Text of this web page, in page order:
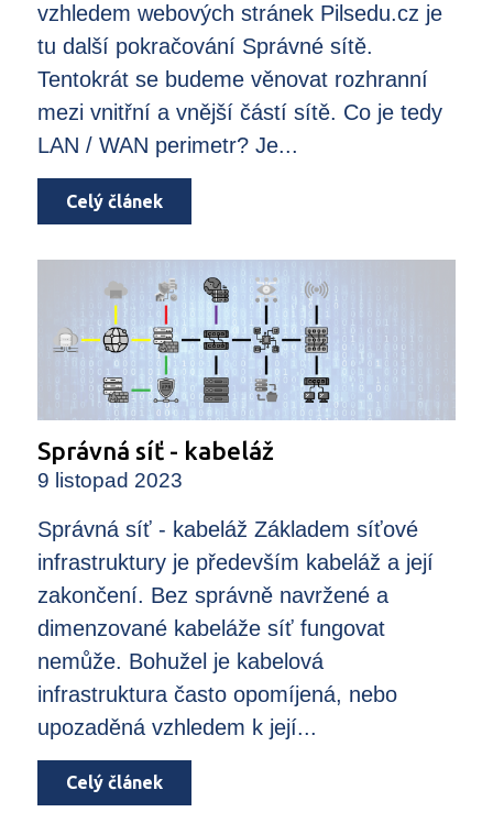
vzhledem webových stránek Pilsedu.cz je
tu další pokračování Správné sítě.
Tentokrát se budeme věnovat rozhranní
mezi vnitřní a vnější částí sítě. Co je tedy
LAN / WAN perimetr? Je...
Celý článek
Správná síť - kabeláž
9 listopad 2023
Správná síť - kabeláž Základem síťové
infrastruktury je především kabeláž a její
zakončení. Bez správně navržené a
dimenzované kabeláže síť fungovat
nemůže. Bohužel je kabelová
infrastruktura často opomíjená, nebo
upozaděná vzhledem k její...
Celý článek